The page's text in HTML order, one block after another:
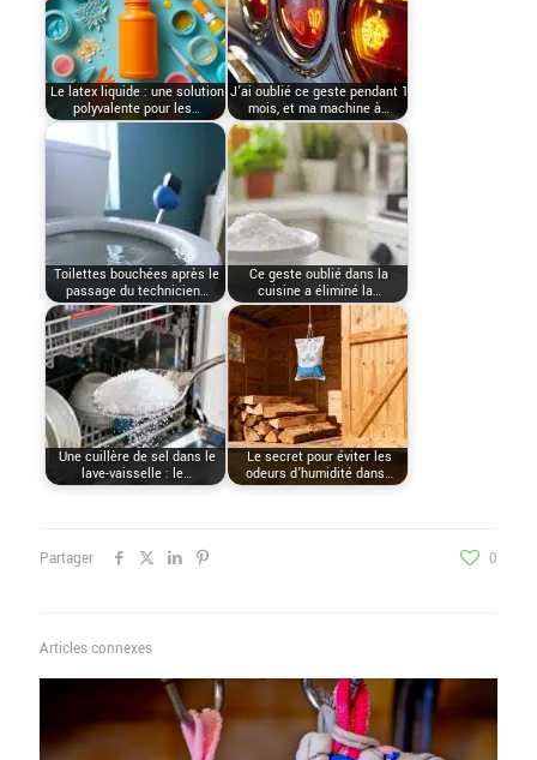
Le latex liquide : une solution
polyvalente pour les…
J’ai oublié ce geste pendant 1
mois, et ma machine à…
Toilettes bouchées après le
passage du technicien…
Ce geste oublié dans la
cuisine a éliminé la…
Une cuillère de sel dans le
lave-vaisselle : le…
Le secret pour éviter les
odeurs d’humidité dans…
Partager 0
Articles connexes